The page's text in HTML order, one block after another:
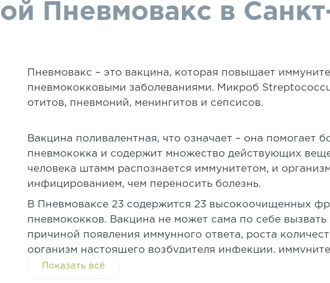
Пневмовакс в
Пневмовакс – это вакцина, которая повышает
пневмококковыми заболеваниями. Микроб
отитов, пневмоний, менингитов и сепсисов.
Вакцина поливалентная, что означает – она помогает
пневмококка и содержит множество действующих
человека штамм распознается иммунитетом, и
инфицированием, чем переносить болезнь.
В Пневмоваксе 23 содержится 23 высокоочищенных
пневмококков. Вакцина не может сама по себе вызвать
причиной появления иммунного ответа, роста
организм настоящего возбудителя инфекции,
гораздо быстрее. Антитела вырабатываются насколько
Показать всё